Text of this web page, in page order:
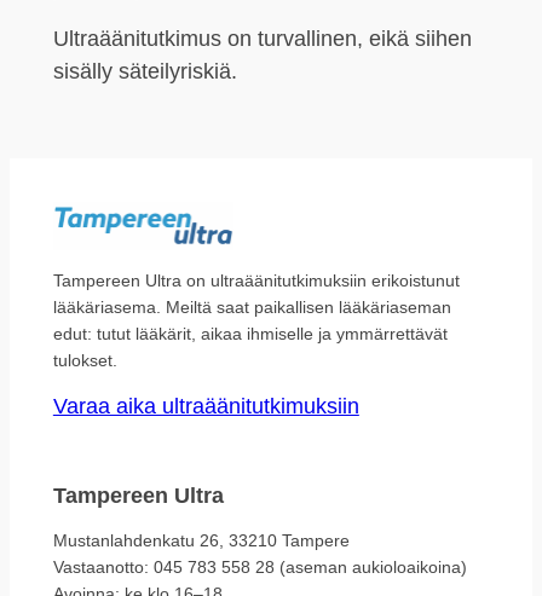
Ultraäänitutkimus on turvallinen, eikä siihen
sisälly säteilyriskiä.
Tampereen Ultra on ultraäänitutkimuksiin erikoistunut
lääkäriasema. Meiltä saat paikallisen lääkäriaseman
edut: tutut lääkärit, aikaa ihmiselle ja ymmärrettävät
tulokset.
Varaa aika ultraäänitutkimuksiin
Tampereen Ultra
Mustanlahdenkatu 26, 33210 Tampere
Vastaanotto: 045 783 558 28 (aseman aukioloaikoina)